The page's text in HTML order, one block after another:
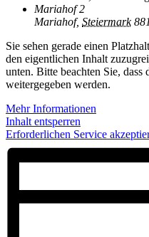
Mariahof 2
Mariahof, Steiermark
Sie sehen gerade einen
den eigentlichen Inhalt
unten. Bitte beachten Sie,
weitergegeben werden.
Mehr Informationen
Inhalt entsperren
Erforderlichen Service